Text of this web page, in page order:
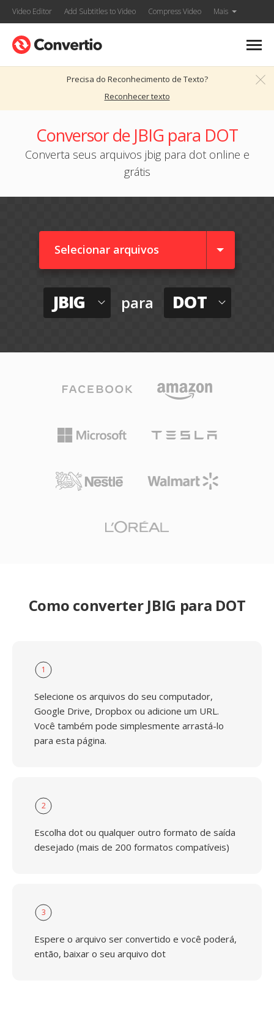
Video Editor Add Subtitles to Video Compress Video Mais
Precisa do Reconhecimento de Texto?
Reconhecer texto
Conversor de JBIG para DOT
Converta seus arquivos jbig para dot online e
grátis
Selecionar arquivos
JBIG para DOT
Como converter JBIG para DOT
1
Selecione os arquivos do seu computador,
Google Drive, Dropbox ou adicione um URL.
Você também pode simplesmente arrastá-lo
para esta página.
2
Escolha dot ou qualquer outro formato de saída
desejado (mais de 200 formatos compatíveis)
3
Espere o arquivo ser convertido e você poderá,
então, baixar o seu arquivo dot